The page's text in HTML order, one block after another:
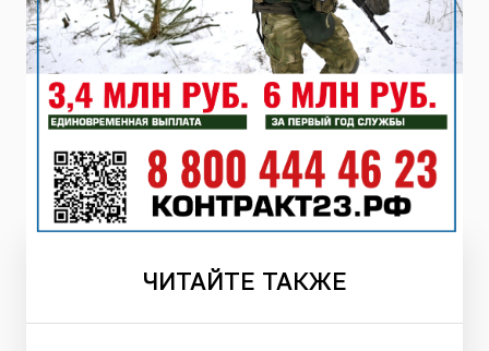
ЧИТАЙТЕ ТАКЖЕ